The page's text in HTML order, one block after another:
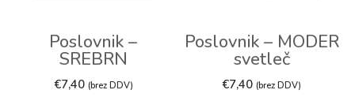
Poslovnik –
SREBRN
€7,40 (brez DDV)
Poslovnik – MODER
svetleč
€7,40 (brez DDV)